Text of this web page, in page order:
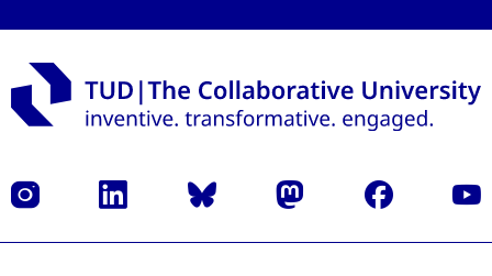
Instagram LinkedIn Bluesky Mastodon Facebook